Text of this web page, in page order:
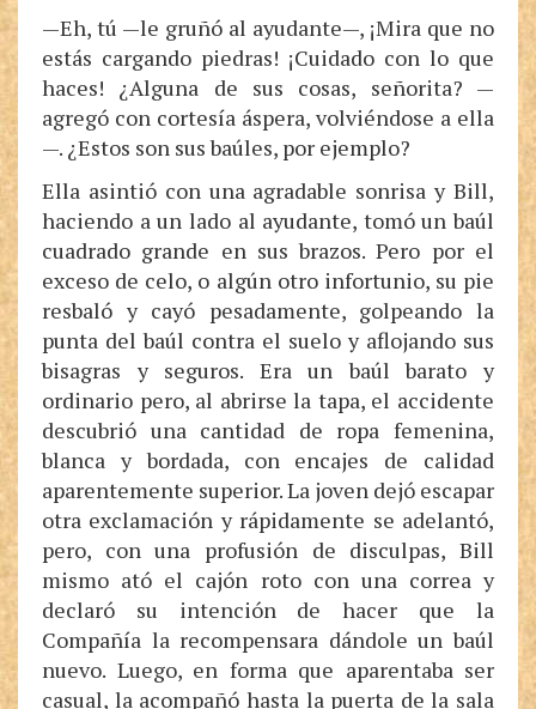
—Eh, tú —le gruñó al ayudante—, ¡Mira que no
estás cargando piedras! ¡Cuidado con lo que
haces! ¿Alguna de sus cosas, señorita? —
agregó con cortesía áspera, volviéndose a ella
—. ¿Estos son sus baúles, por ejemplo?
Ella asintió con una agradable sonrisa y Bill,
haciendo a un lado al ayudante, tomó un baúl
cuadrado grande en sus brazos. Pero por el
exceso de celo, o algún otro infortunio, su pie
resbaló y cayó pesadamente, golpeando la
punta del baúl contra el suelo y aflojando sus
bisagras y seguros. Era un baúl barato y
ordinario pero, al abrirse la tapa, el accidente
descubrió una cantidad de ropa femenina,
blanca y bordada, con encajes de calidad
aparentemente superior. La joven dejó escapar
otra exclamación y rápidamente se adelantó,
pero, con una profusión de disculpas, Bill
mismo ató el cajón roto con una correa y
declaró su intención de hacer que la
Compañía la recompensara dándole un baúl
nuevo. Luego, en forma que aparentaba ser
casual, la acompañó hasta la puerta de la sala